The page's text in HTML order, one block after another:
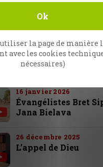
Prédication
13 février 2026
L’Évangéliste Randy
à Nampula,
16 janvier 2026
Évangélistes Bret
Jana Bielava
26 décembre 2025
L’appel de Dieu
Ok
utiliser la page de
avec les cookies
nécessaires)